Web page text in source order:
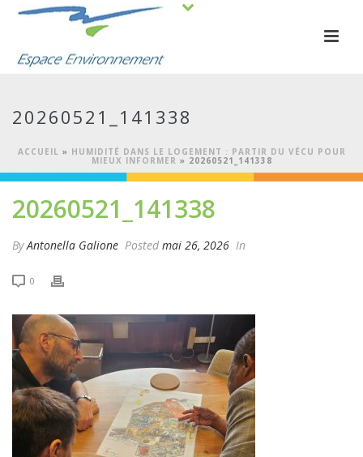
20260521_141338
ACCUEIL » HUMIDITÉ DANS LE LOGEMENT : PARTIR DU VÉCU POUR
MIEUX INFORMER » 20260521_141338
20260521_141338
ByAntonella Galione Posted mai 26, 2026 In
0